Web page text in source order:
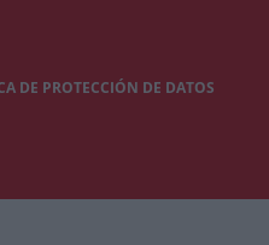
DE PROTECCIÓN DE DATOS